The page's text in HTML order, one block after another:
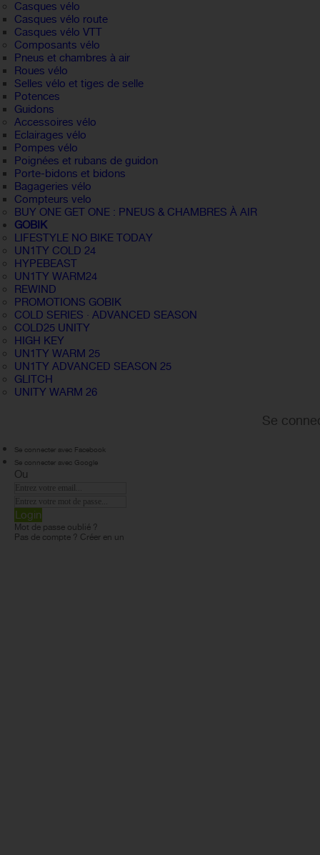
Casques vélo
Casques vélo route
Casques vélo VTT
Composants vélo
Pneus et chambres à air
Roues vélo
Selles vélo et tiges de selle
Potences
Guidons
Accessoires vélo
Eclairages vélo
Pompes vélo
Poignées et rubans de guidon
Porte-bidons et bidons
Bagageries vélo
Compteurs velo
BUY ONE GET ONE : PNEUS & CHAMBRES À AIR
GOBIK
LIFESTYLE NO BIKE TODAY
UN1TY COLD 24
HYPEBEAST
UN1TY WARM24
REWIND
PROMOTIONS GOBIK
COLD SERIES · ADVANCED SEASON
COLD25 UNITY
HIGH KEY
UN1TY WARM 25
UN1TY ADVANCED SEASON 25
GLITCH
UNITY WARM 26
Se
Se connecter avec Facebook
Se connecter avec Google
Ou
Login
Mot de passe oublié ?
Pas de compte ? Créer en un